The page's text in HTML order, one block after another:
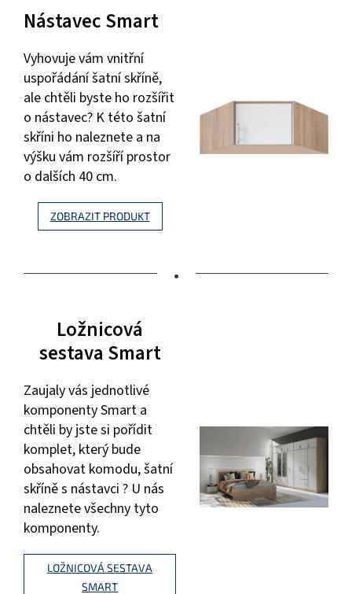
Nástavec Smart
Vyhovuje vám vnitřní
uspořádání šatní skříně,
ale chtěli byste ho rozšířit
o nástavec? K této šatní
skříni ho naleznete a na
výšku vám rozšíří prostor
o dalších 40 cm.
ZOBRAZIT PRODUKT
•
Ložnicová
sestava Smart
Zaujaly vás jednotlivé
komponenty Smart a
chtěli by jste si pořídit
komplet, který bude
obsahovat komodu, šatní
skříně s nástavci ? U nás
naleznete všechny tyto
komponenty.
LOŽNICOVÁ SESTAVA
SMART